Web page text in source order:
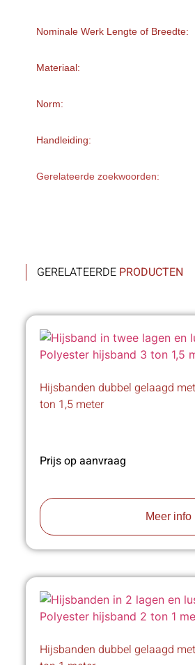
Nominale Werk Lengte of Breedte:
Materiaal:
Norm:
Handleiding:
Gerelateerde zoekwoorden:
GERELATEERDE PRODUCTEN
Hijsbanden dubbel gelaagd
ton 1,5 meter
Prijs op aanvraag
Meer info
Hijsbanden dubbel gelaagd